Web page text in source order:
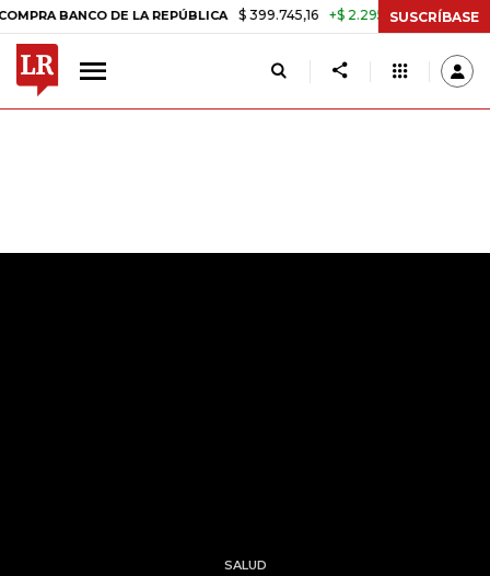
DE LA REPÚBLICA $ 399.745,16 +$ 2.295,71 +0,58% TASA
SUSCRÍBASE
SALUD